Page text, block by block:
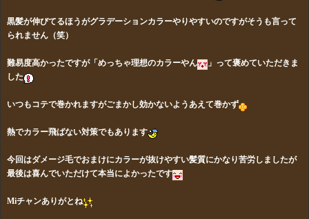
黒髪が伸びてるほうがグラデーションカラーやりやすいのですがそうも言って
られません（笑）
難易度高かったですが「めっちゃ理想のカラーやん
」って褒めていただきま
した
いつもコテで巻かれますがごまかし効かないようあえて巻かず
熱でカラー飛ばない対策でもあります
今回はダメージ毛でおまけにカラーが抜けやすい髪質にかなり苦労しましたが
最後は喜んでいただけて本当によかったです
Miチャンありがとね